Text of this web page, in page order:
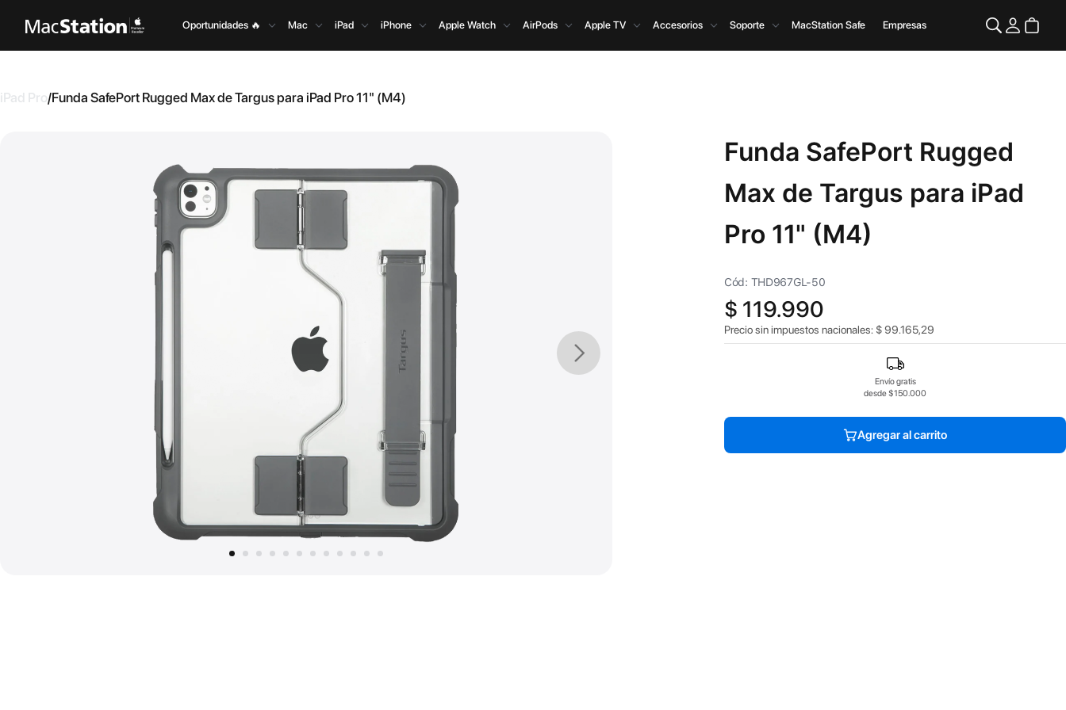
Oportunidades 🔥 Mac iPad iPhone Apple Watch AirPods Apple TV Accesorios Soporte MacStation Safe Empresas
iPad Pro/Funda SafePort Rugged Max de Targus para iPad Pro 11" (M4)
Funda SafePort Rugged
Max de Targus para iPad
Pro 11" (M4)
Cód: THD967GL-50
$ 119.990
Precio sin impuestos nacionales: $99.165,29
Envío gratis
desde $150.000
Agregar al carrito